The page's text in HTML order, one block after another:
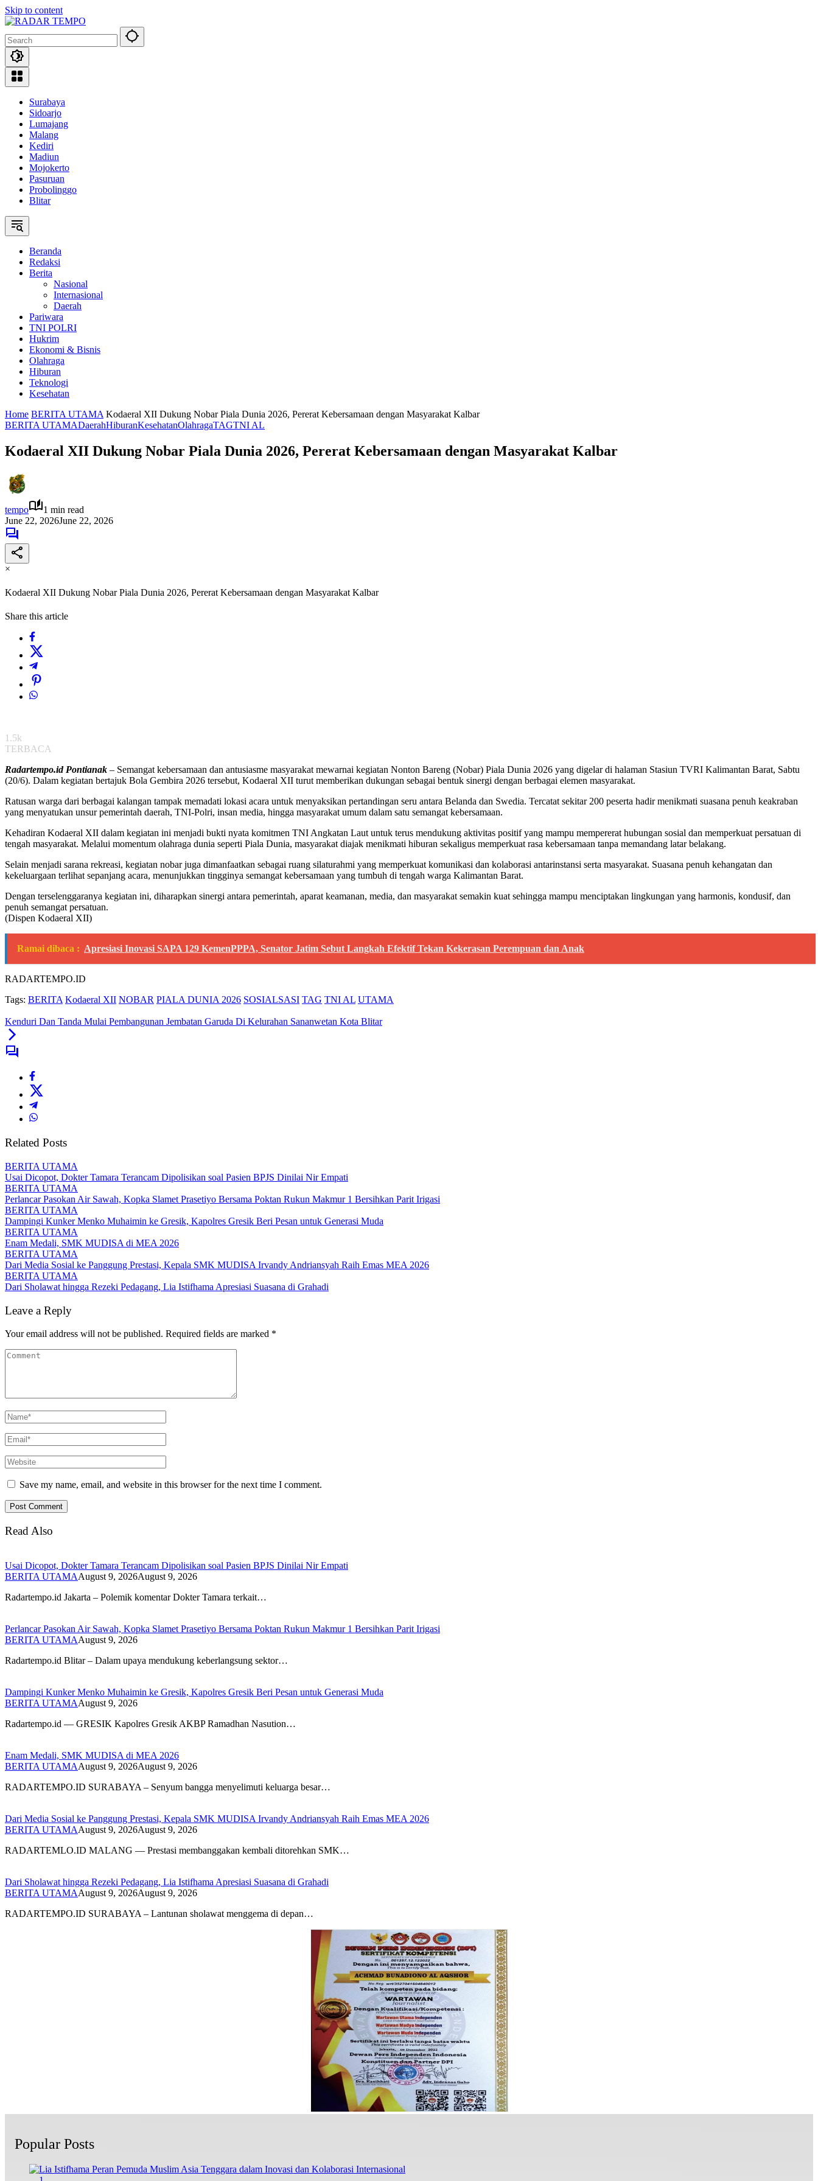
Skip to content
Surabaya
Sidoarjo
Lumajang
Malang
Kediri
Madiun
Mojokerto
Pasuruan
Probolinggo
Blitar
Beranda
Redaksi
Berita
Nasional
Internasional
Daerah
Pariwara
TNI POLRI
Hukrim
Ekonomi & Bisnis
Olahraga
Hiburan
Teknologi
Kesehatan
Home BERITA UTAMA Kodaeral XII Dukung Nobar Piala Dunia 2026, Pererat Kebersamaan dengan Masyarakat Kalbar
BERITA UTAMADaerahHiburanKesehatanOlahragaTAGTNI AL
Kodaeral XII Dukung Nobar Piala Dunia 2026, Pererat Kebersamaan dengan Masyarakat Kalbar
tempo
1 min read
June 22, 2026June 22, 2026
×
Kodaeral XII Dukung Nobar Piala Dunia 2026, Pererat Kebersamaan dengan Masyarakat Kalbar
Share this article
1.5k
TERBACA
Radartempo.id Pontianak – Semangat kebersamaan dan antusiasme masyarakat mewarnai kegiatan Nonton Bareng (Nobar) Piala Dunia 2026 yang digelar di halaman Stasiun TVRI Kalimantan Barat, Sabtu
(20/6). Dalam kegiatan bertajuk Bola Gembira 2026 tersebut, Kodaeral XII turut memberikan dukungan sebagai bentuk sinergi dengan berbagai elemen masyarakat.
Ratusan warga dari berbagai kalangan tampak memadati lokasi acara untuk menyaksikan pertandingan seru antara Belanda dan Swedia. Tercatat sekitar 200 peserta hadir menikmati suasana penuh keakraban
yang menyatukan unsur pemerintah daerah, TNI-Polri, insan media, hingga masyarakat umum dalam satu semangat kebersamaan.
Kehadiran Kodaeral XII dalam kegiatan ini menjadi bukti nyata komitmen TNI Angkatan Laut untuk terus mendukung aktivitas positif yang mampu mempererat hubungan sosial dan memperkuat persatuan di
tengah masyarakat. Melalui momentum olahraga dunia seperti Piala Dunia, masyarakat diajak menikmati hiburan sekaligus memperkuat rasa kebersamaan tanpa memandang latar belakang.
Selain menjadi sarana rekreasi, kegiatan nobar juga dimanfaatkan sebagai ruang silaturahmi yang memperkuat komunikasi dan kolaborasi antarinstansi serta masyarakat. Suasana penuh kehangatan dan
kekeluargaan terlihat sepanjang acara, menunjukkan tingginya semangat kebersamaan yang tumbuh di tengah warga Kalimantan Barat.
Dengan terselenggaranya kegiatan ini, diharapkan sinergi antara pemerintah, aparat keamanan, media, dan masyarakat semakin kuat sehingga mampu menciptakan lingkungan yang harmonis, kondusif, dan
penuh semangat persatuan.
(Dispen Kodaeral XII)
Ramai dibaca : Apresiasi Inovasi SAPA 129 KemenPPPA, Senator Jatim Sebut Langkah Efektif Tekan Kekerasan Perempuan dan Anak
RADARTEMPO.ID
Tags: BERITA Kodaeral XII NOBAR PIALA DUNIA 2026 SOSIALSASI TAG TNI AL UTAMA
Kenduri Dan Tanda Mulai Pembangunan Jembatan Garuda Di Kelurahan Sananwetan Kota Blitar
Related Posts
BERITA UTAMA
Usai Dicopot, Dokter Tamara Terancam Dipolisikan soal Pasien BPJS Dinilai Nir Empati
BERITA UTAMA
Perlancar Pasokan Air Sawah, Kopka Slamet Prasetiyo Bersama Poktan Rukun Makmur 1 Bersihkan Parit Irigasi
BERITA UTAMA
Dampingi Kunker Menko Muhaimin ke Gresik, Kapolres Gresik Beri Pesan untuk Generasi Muda
BERITA UTAMA
Enam Medali, SMK MUDISA di MEA 2026
BERITA UTAMA
Dari Media Sosial ke Panggung Prestasi, Kepala SMK MUDISA Irvandy Andriansyah Raih Emas MEA 2026
BERITA UTAMA
Dari Sholawat hingga Rezeki Pedagang, Lia Istifhama Apresiasi Suasana di Grahadi
Leave a Reply
Your email address will not be published. Required fields are marked *
Save my name, email, and website in this browser for the next time I comment.
Read Also
Usai Dicopot, Dokter Tamara Terancam Dipolisikan soal Pasien BPJS Dinilai Nir Empati
BERITA UTAMAAugust 9, 2026August 9, 2026
Radartempo.id Jakarta – Polemik komentar Dokter Tamara terkait…
Perlancar Pasokan Air Sawah, Kopka Slamet Prasetiyo Bersama Poktan Rukun Makmur 1 Bersihkan Parit Irigasi
BERITA UTAMAAugust 9, 2026
Radartempo.id Blitar – Dalam upaya mendukung keberlangsung sektor…
Dampingi Kunker Menko Muhaimin ke Gresik, Kapolres Gresik Beri Pesan untuk Generasi Muda
BERITA UTAMAAugust 9, 2026
Radartempo.id — GRESIK Kapolres Gresik AKBP Ramadhan Nasution…
Enam Medali, SMK MUDISA di MEA 2026
BERITA UTAMAAugust 9, 2026August 9, 2026
RADARTEMPO.ID SURABAYA – Senyum bangga menyelimuti keluarga besar…
Dari Media Sosial ke Panggung Prestasi, Kepala SMK MUDISA Irvandy Andriansyah Raih Emas MEA 2026
BERITA UTAMAAugust 9, 2026August 9, 2026
RADARTEMLO.ID MALANG — Prestasi membanggakan kembali ditorehkan SMK…
Dari Sholawat hingga Rezeki Pedagang, Lia Istifhama Apresiasi Suasana di Grahadi
BERITA UTAMAAugust 9, 2026August 9, 2026
RADARTEMPO.ID SURABAYA – Lantunan sholawat menggema di depan…
Popular Posts